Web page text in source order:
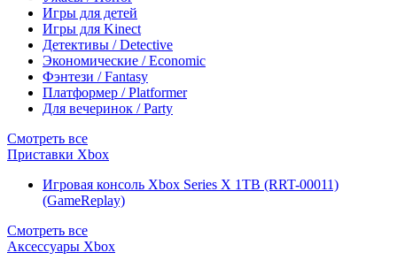
Игры для детей
Игры для Kinect
Детективы / Detective
Экономические / Economic
Фэнтези / Fantasy
Платформер / Platformer
Для вечеринок / Party
Смотреть все
Приставки Xbox
Игровая консоль Xbox Series X 1TB (RRT-00011)
(GameReplay)
Смотреть все
Аксессуары Xbox